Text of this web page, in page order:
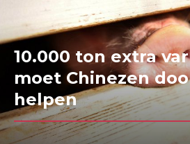
10.000 ton extra
moet Chinezen
helpen